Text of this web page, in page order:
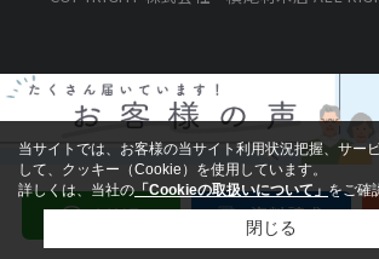
当サイトでは、お客様の当サイト利用状況把握、サー
して、クッキー（Cookie）を使用しています。
詳しくは、当社の「Cookieの取扱いについて」をご確
閉じる